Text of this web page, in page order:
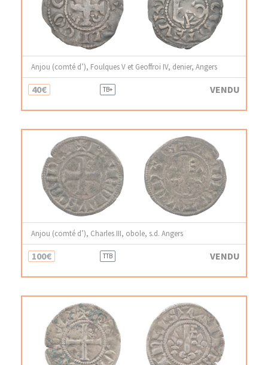
Anjou (comté d’), Foulques V et Geoffroi IV, denier, Angers
40€ TB+ VENDU
Anjou (comté d’), Charles III, obole, s.d. Angers
100€ TTB VENDU